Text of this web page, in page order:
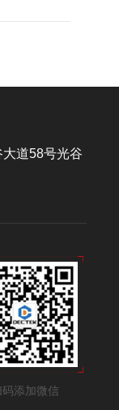
道58号光谷
码添加微信